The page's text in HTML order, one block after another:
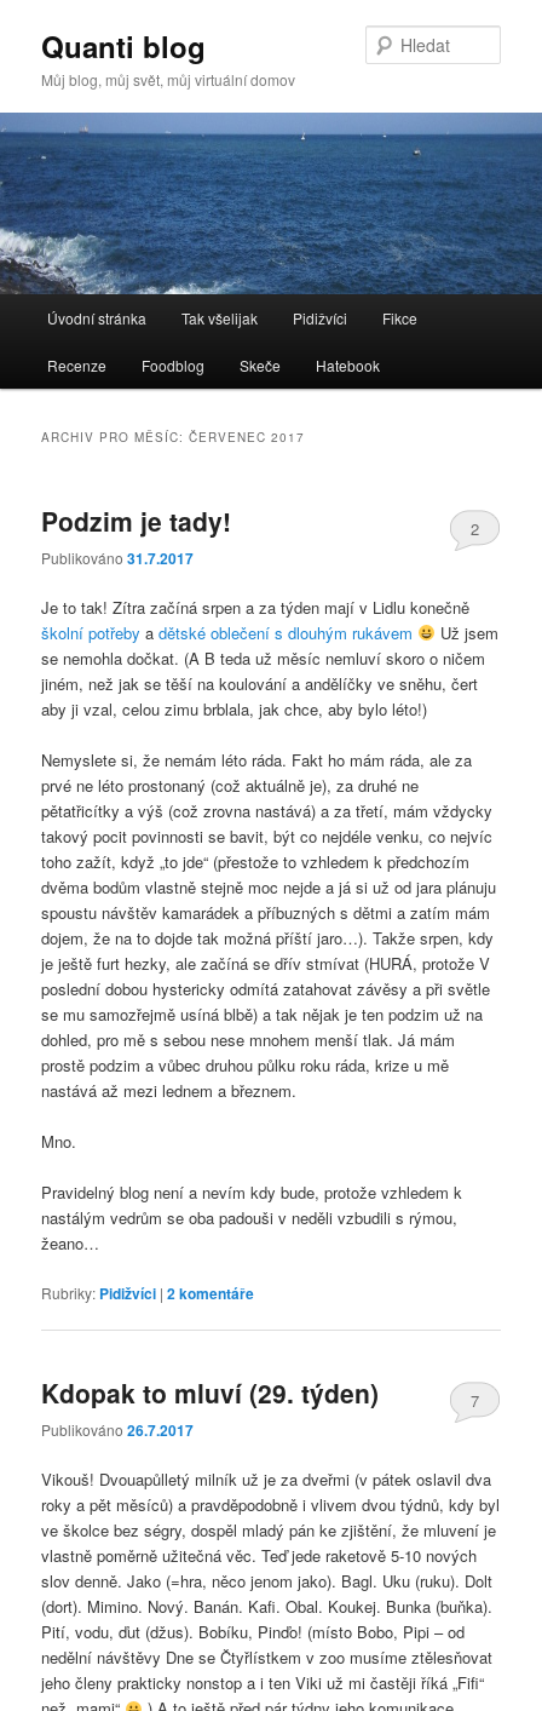
Quanti blog
Můj blog, můj svět, můj virtuální domov
navigační
Přejít
k
webu
Přejít
k
panelu
Úvodní stránka Tak všelijak Pidižvíci Fikce
Recenze Foodblog Skeče Hatebook
ARCHIV PRO MĚSÍC:ČERVENEC 2017
Podzim je tady!
Publikováno31.7.2017
2
Je to tak! Zítra začíná srpen a za týden mají v Lidlu konečně
školní potřeby adětské oblečení s dlouhým rukávem
Už jsem
se nemohla dočkat. (A B teda už měsíc nemluví skoro o ničem
jiném, než jak se těší na koulování a andělíčky ve sněhu, čert
aby ji vzal, celou zimu brblala, jak chce, aby bylo léto!)
Nemyslete si, že nemám léto ráda. Fakt ho mám ráda, ale za
prvé ne léto prostonaný (což aktuálně je), za druhé ne
pětatřicítky a výš (což zrovna nastává) a za třetí, mám vždycky
takový pocit povinnosti se bavit, být co nejdéle venku, co nejvíc
toho zažít, když „to jde“ (přestože to vzhledem k předchozím
dvěma bodům vlastně stejně moc nejde a já si už od jara plánuju
spoustu návštěv kamarádek a příbuzných s dětmi a zatím mám
dojem, že na to dojde tak možná příští jaro…). Takže srpen, kdy
je ještě furt hezky, ale začíná se dřív stmívat (HURÁ, protože V
poslední dobou hystericky odmítá zatahovat závěsy a při světle
se mu samozřejmě usíná blbě) a tak nějak je ten podzim už na
dohled, pro mě s sebou nese mnohem menší tlak. Já mám
prostě podzim a vůbec druhou půlku roku ráda, krize u mě
nastává až mezi lednem a březnem.
Mno.
Pravidelný blog není a nevím kdy bude, protože vzhledem k
nastálým vedrům se oba padouši v neděli vzbudili s rýmou,
žeano…
Rubriky: Pidižvíci |2komentáře
Kdopak to mluví (29. týden)
Publikováno26.7.2017
7
Vikouš! Dvouapůlletý milník už je za dveřmi (v pátek oslavil dva
roky a pět měsíců) a pravděpodobně i vlivem dvou týdnů, kdy byl
ve školce bez ségry, dospěl mladý pán ke zjištění, že mluvení je
vlastně poměrně užitečná věc. Teď jede raketově 5-10 nových
slov denně. Jako (=hra, něco jenom jako). Bagl. Uku (ruku). Dolt
(dort). Mimino. Nový. Banán. Kafi. Obal. Koukej. Bunka (buňka).
Pití, vodu, ďut (džus). Bobíku, Pinďo! (místo Bobo, Pipi – od
nedělní návštěvy Dne se Čtyřlístkem v zoo musíme ztělesňovat
jeho členy prakticky nonstop a i ten Viki už mi častěji říká „Fifi“